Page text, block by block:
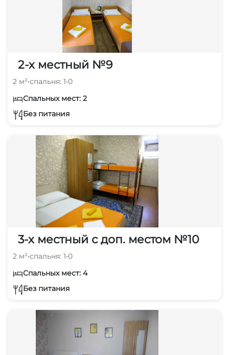
2-х местный №9
2 м²•спальня: 1•0
Спальных мест: 2
Без питания
3-х местный с доп. местом №10
2 м²•спальня: 1•0
Спальных мест: 4
Без питания